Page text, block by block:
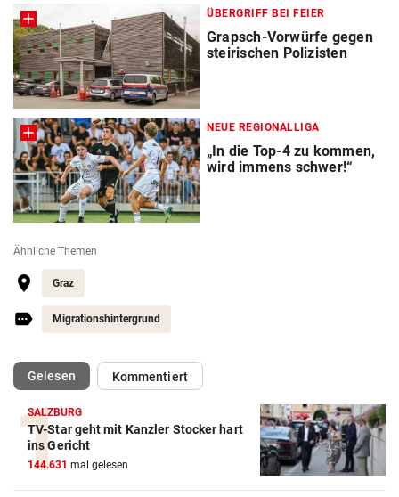
ÜBERGRIFF BEI FEIER
Grapsch-Vorwürfe gegen
steirischen Polizisten
NEUE REGIONALLIGA
„In die Top-4 zu kommen,
wird immens schwer!“
Ähnliche Themen
Graz
Migrationshintergrund
Gelesen(ausgewählt)Kommentiert
SALZBURG
TV-Star geht mit Kanzler Stocker hart
ins Gericht
144.631 mal gelesen